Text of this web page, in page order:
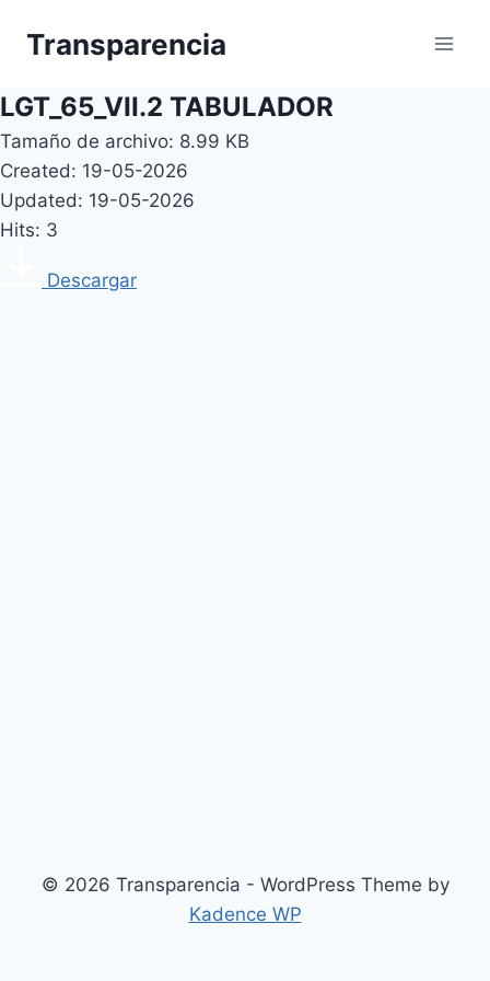
Transparencia
LGT_65_VII.2 TABULADOR
Tamaño de archivo: 8.99 KB
Created: 19-05-2026
Updated: 19-05-2026
Hits: 3
Descargar
© 2026 Transparencia - WordPress Theme by
Kadence WP